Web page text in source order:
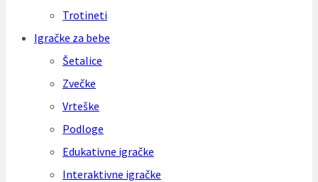
Trotineti
Igračke za bebe
Šetalice
Zvečke
Vrteške
Podloge
Edukativne igračke
Interaktivne igračke